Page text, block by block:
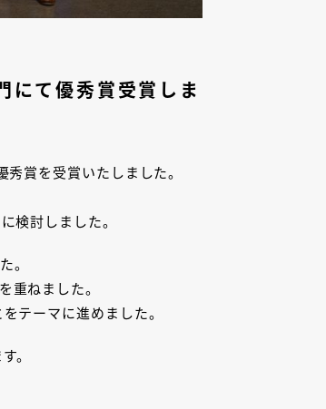
にて優秀賞受賞しま
賞を受賞いたしました。
検討しました。
。
重ねました。
テーマに進めました。
。